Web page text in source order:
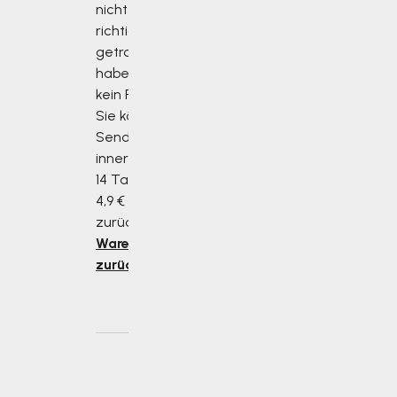
nicht die
richtige Größe
getroffen
haben, ist das
kein Problem!
Sie können die
Sendung
innerhalb von
14 Tagen für
4,9 € an uns
zurücksenden.
Ware
zurücksenden